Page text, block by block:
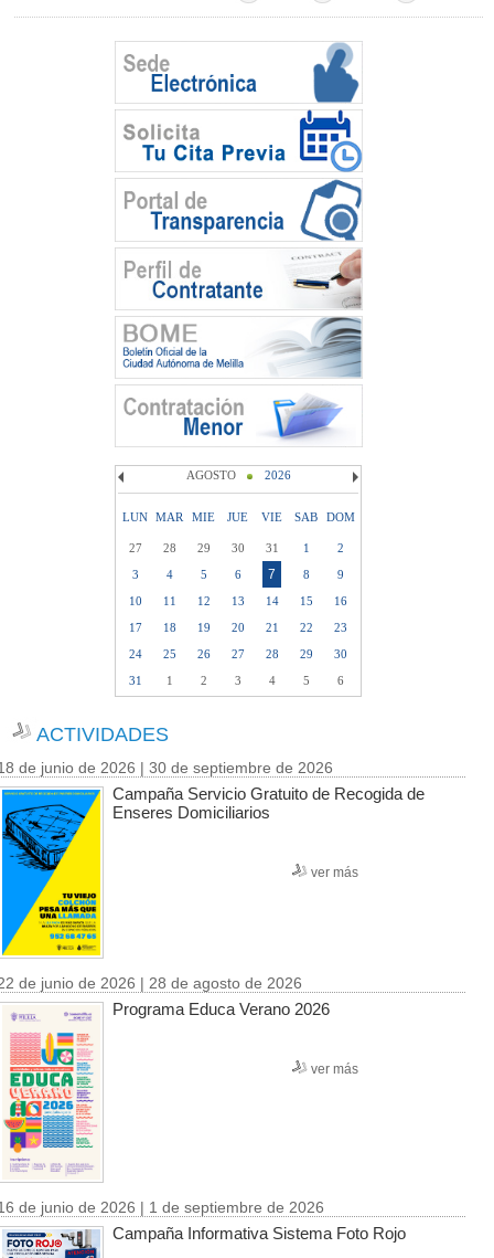
AGOSTO 2026
LUN MAR MIE JUE VIE SAB DOM
27 28 29 30 31 1
2
3
4 5 6 7 8
9
10
11 12 13 14 15
16
17
18 19 20 21 22
23
24
25 26 27 28 29
30
31
1 2 3 4 5 6
ACTIVIDADES
de junio de 2026 | 30 de septiembre de 2026
Campaña Servicio Gratuito de Recogida de
Enseres Domiciliarios
ver más
de junio de 2026 | 28 de agosto de 2026
Programa Educa Verano 2026
ver más
de junio de 2026 | 1 de septiembre de 2026
Campaña Informativa Sistema Foto Rojo